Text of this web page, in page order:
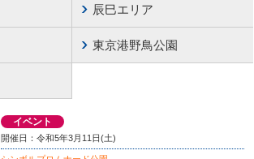
辰巳エリア
東京港野鳥公園
イベント
開催日：令和5年3月11日(土)